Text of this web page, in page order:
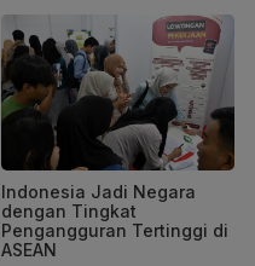
Indonesia Jadi Negara
dengan Tingkat
Pengangguran Tertinggi di
ASEAN